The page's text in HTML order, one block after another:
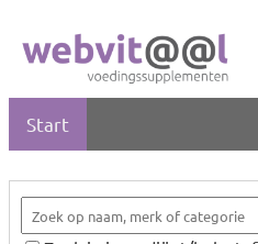
Start